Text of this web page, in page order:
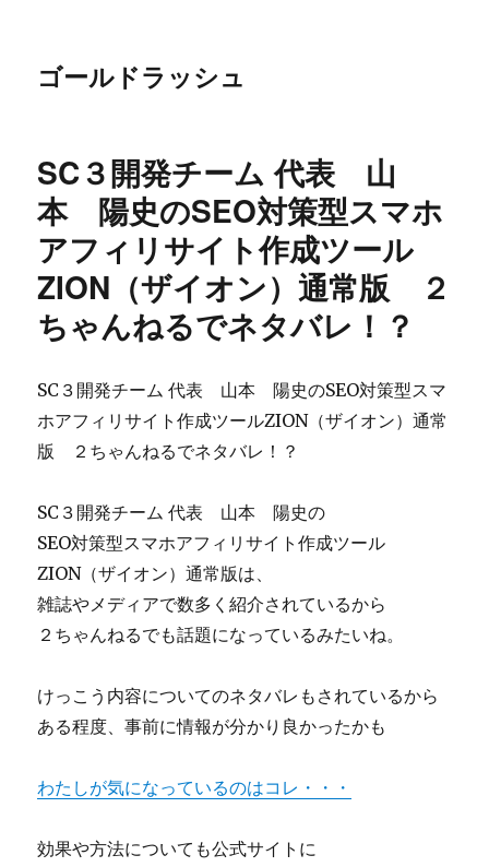
ゴールドラッシュ
SC３開発チーム 代表 山
本 陽史のSEO対策型スマホ
アフィリサイト作成ツール
ZION（ザイオン）通常版 ２
ちゃんねるでネタバレ！？
SC３開発チーム 代表 山本 陽史のSEO対策型スマ
ホアフィリサイト作成ツールZION（ザイオン）通常
版 ２ちゃんねるでネタバレ！？
SC３開発チーム 代表 山本 陽史の
SEO対策型スマホアフィリサイト作成ツール
ZION（ザイオン）通常版は、
雑誌やメディアで数多く紹介されているから
２ちゃんねるでも話題になっているみたいね。
けっこう内容についてのネタバレもされているから
ある程度、事前に情報が分かり良かったかも
わたしが気になっているのはコレ・・・
効果や方法についても公式サイトに